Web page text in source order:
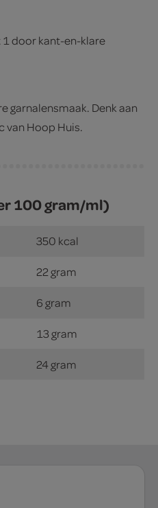
1 door kant-en-klare
garnalensmaak. Denk aan
van Hoop Huis.
100 gram/ml)
350 kcal
22 gram
6 gram
13 gram
24 gram